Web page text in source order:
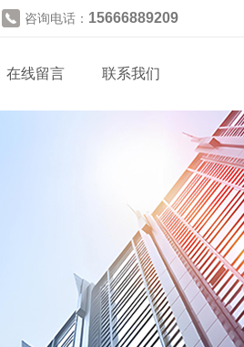
咨询电话： 15666889209
在线留言 联系我们